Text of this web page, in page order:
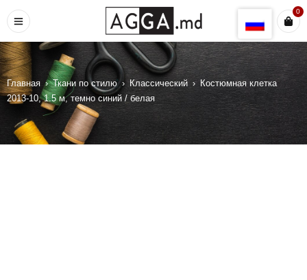
0
Главная › Ткани по стилю › Классический › Костюмная клетка
2013-10, 1.5 м, темно синий / белая
Коттон 128 Коттон 135 Коттон 160
Коттон Сатин Коттон Палатка
Коттон Саржа Коттон стрейч полоска
Лен Лен вискоза Лен KETEN
Лен - коттон Марля Муслин